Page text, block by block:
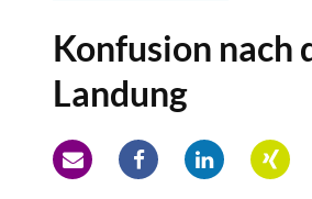
Konfusion nach
Landung